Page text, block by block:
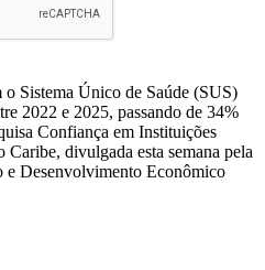
Sistema Único de Saúde (SUS)
2022 e 2025, passando de 34%
Confiança em Instituições
divulgada esta semana pela
e Desenvolvimento Econômico